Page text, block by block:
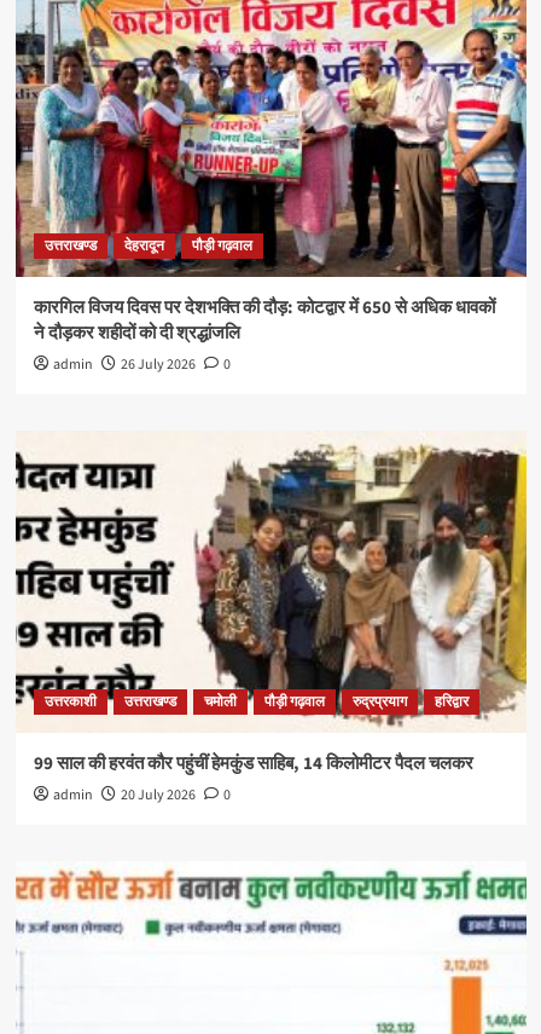
उत्तराखण्ड देहरादून पौड़ी गढ़वाल
कारगिल विजय दिवस पर देशभक्ति की दौड़: कोटद्वार में 650 से अधिक धावकों
ने दौड़कर शहीदों को दी श्रद्धांजलि
admin 26 July 2026 0
उत्तरकाशी उत्तराखण्ड चमोली पौड़ी गढ़वाल रुद्रप्रयाग हरिद्वार
99 साल की हरवंत कौर पहुंचीं हेमकुंड साहिब, 14 किलोमीटर पैदल चलकर
admin 20 July 2026 0